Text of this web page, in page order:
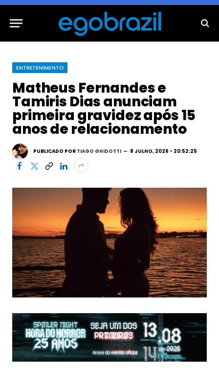
ENTRETENIMENTO
Matheus Fernandes e
Tamiris Dias anunciam
primeira gravidez após 15
anos de relacionamento
PUBLICADO POR TIAGO GHIDOTTI 8 JULHO, 2026 - 20:52:25